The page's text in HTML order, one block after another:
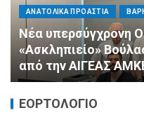
ΠΟΛΙΤΙΚΗ ΤΡΟΠΟΣ ΖΩΗΣ
«Ημέρα Καρδιάς»:
πρόληψης από τη
Φιλαδέλφειας –
ΕΟΡΤΟΛΟΓΙΟ